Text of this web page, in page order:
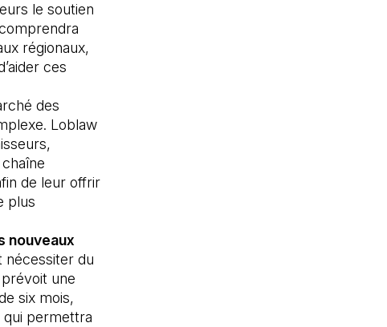
le soutien
régionaux,
ces
des
Loblaw
de leur offrir
plus
nouveaux
nécessiter du
une
six mois,
permettra